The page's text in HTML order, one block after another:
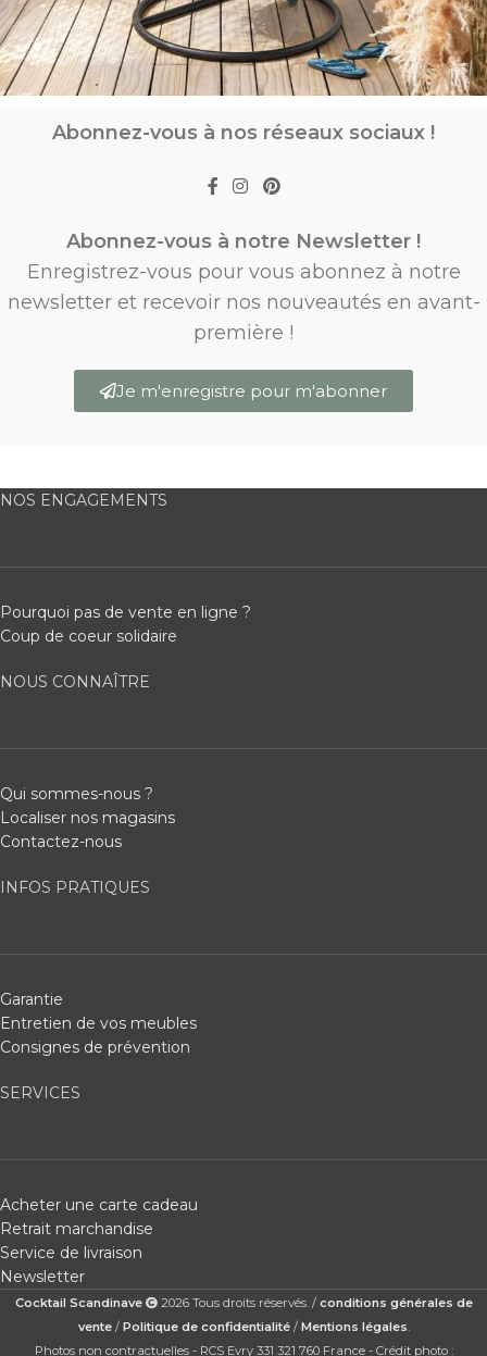
Abonnez-vous à nos réseaux sociaux !
Abonnez-vous à notre Newsletter !
Enregistrez-vous pour vous abonnez à notre
newsletter et recevoir nos nouveautés en avant-
première !
Je m'enregistre pour m'abonner
NOS ENGAGEMENTS
Pourquoi pas de vente en ligne ?
Coup de coeur solidaire
NOUS CONNAÎTRE
Qui sommes-nous ?
Localiser nos magasins
Contactez-nous
INFOS PRATIQUES
Garantie
Entretien de vos meubles
Consignes de prévention
SERVICES
Acheter une carte cadeau
Retrait marchandise
Service de livraison
Newsletter
Cocktail Scandinave 2026 Tous droits réservés. / conditions générales de
vente/ Politique de confidentialité/ Mentions légales
Photos non contractuelles - RCS Evry 331 321 760 France - Crédit photo :